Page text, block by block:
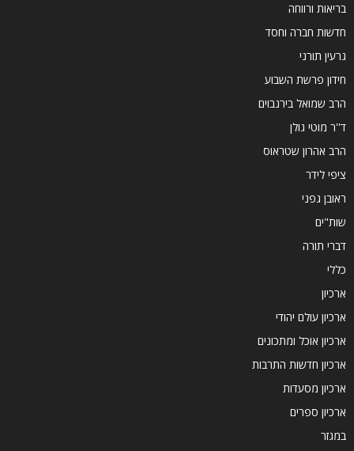
בריאות ורווחה
חדשות חברה וחסד
גרעין תורני
חידון פרשת השבוע
הרב שמואל בירנבוים
ד''ר מוטי גולן
הרב אהרון שטראוס
ציפי לידר
ראובן גפני
שות"ים
דברי תורה
כללי
ארכיון
ארכיון עולם יהודי
ארכיון אוכל ומתכונים
ארכיון חדשות התרבות
ארכיון מסעדות
ארכיון ספרים
במגזר